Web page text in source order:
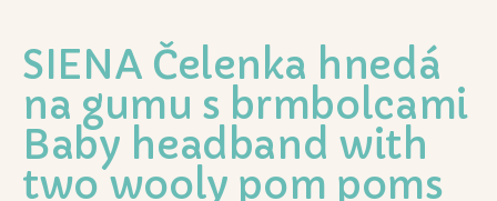
SIENA Čelenka hnedá
na gumu s brmbolcami
Baby headband with
two wooly pom poms